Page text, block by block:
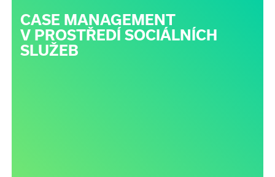
CASE MANAGEMENT
V PROSTŘEDÍ SOCIÁLNÍCH
SLUŽEB